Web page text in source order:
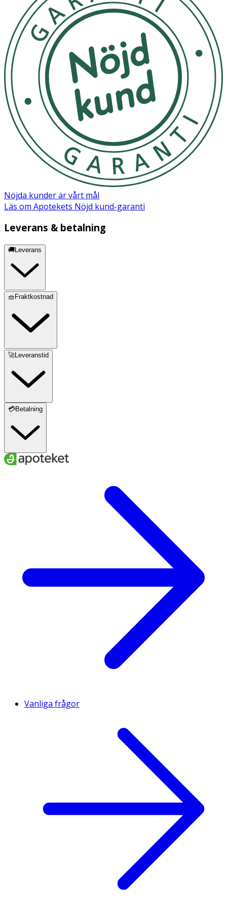
- Greppvänlig, ergonomisk design
- Säker att resa med
- Tillverkad i Sverige
- Handtag i biobaserad plast
- Färg: Hazyblue
Förvaring och skötsel
Förvaras torrt och skyddat från smuts för bästa
hållbarhet.
Nöjda kunder är vårt mål
Läs om Apotekets Nöjd kund-garanti
Leverans & betalning
🚚Leverans
🧺Fraktkostnad
🚀Leveranstid
💳Betalning
Vanliga frågor